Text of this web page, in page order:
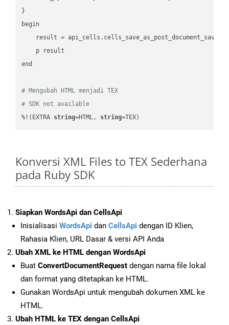
}
begin
result =
    p result
end
# Mengubah HTML menjadi TEX
# SDK not available
%!(EXTRA string=HTML, string=TEX)
Konversi XML Files to TEX Sederhana
pada Ruby SDK
Siapkan WordsApi dan CellsApi
Inisialisasi WordsApi dan CellsApi dengan ID Klien,
Rahasia Klien, URL Dasar & versi API Anda
Ubah XML ke HTML dengan WordsApi
Buat ConvertDocumentRequest dengan nama file lokal
dan format yang ditetapkan ke HTML.
Gunakan WordsApi untuk mengubah dokumen XML ke
HTML.
Ubah HTML ke TEX dengan CellsApi